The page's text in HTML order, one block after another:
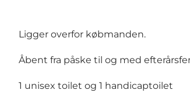
Ligger overfor købmanden.
Åbent fra påske til og med
1 unisex toilet og 1 handicaptoilet